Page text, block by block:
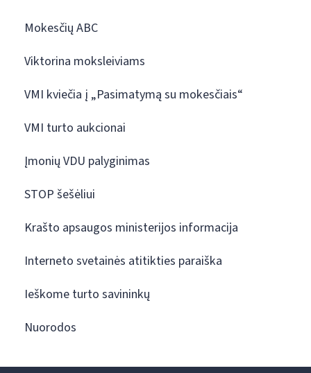
Mokesčių ABC
Viktorina moksleiviams
VMI kviečia į „Pasimatymą su mokesčiais“
VMI turto aukcionai
Įmonių VDU palyginimas
STOP šešėliui
Krašto apsaugos ministerijos informacija
Interneto svetainės atitikties paraiška
Ieškome turto savininkų
Nuorodos